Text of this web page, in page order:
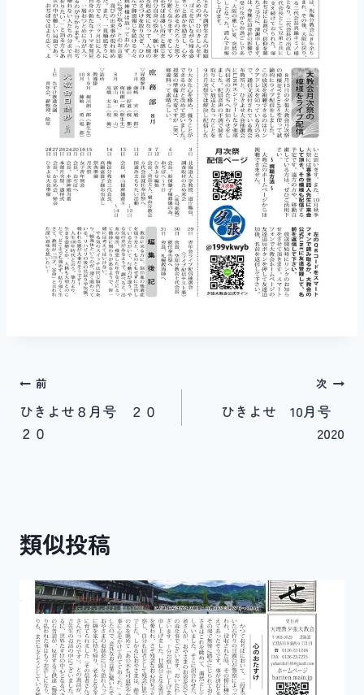
投
稿
ー
シ
ョ
ン
前
ひきよせ８月号 ２０
２０
次
ひきよせ 10月号
2020
類似投稿